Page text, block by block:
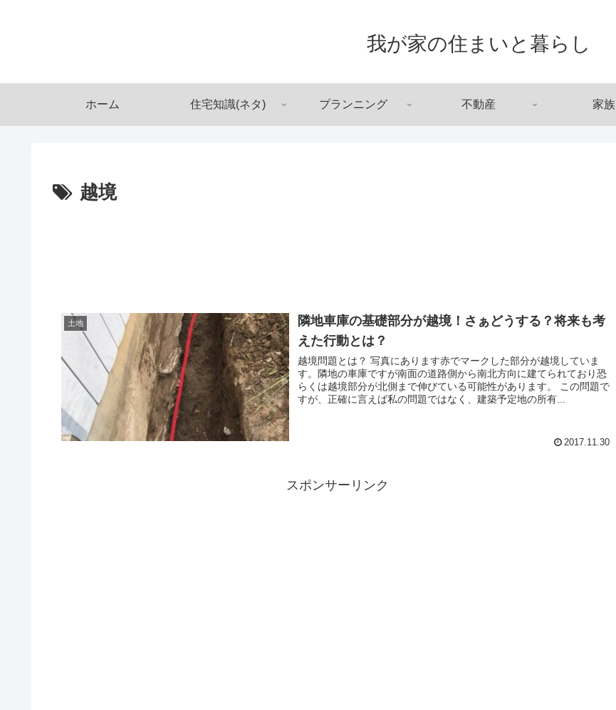
我が家の住まいと暮らし
ホーム 住宅知識(ネタ) プランニング 不動産 家族
越境
土地
隣地車庫の基礎部分が越境！さぁどうする？将来も考
えた行動とは？
越境問題とは？ 写真にあります赤でマークした部分が越境していま
す。隣地の車庫ですが南面の道路側から南北方向に建てられており恐
らくは越境部分が北側まで伸びている可能性があります。 この問題で
すが、正確に言えば私の問題ではなく、建築予定地の所有...
2017.11.30
スポンサーリンク